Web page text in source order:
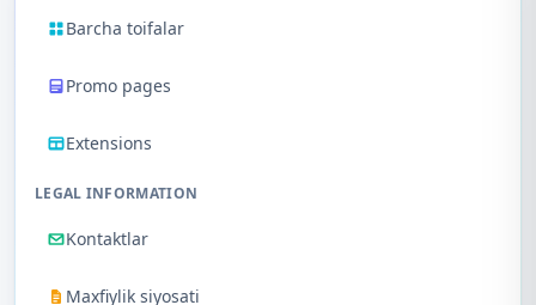
Barcha toifalar
Promo pages
Extensions
LEGAL INFORMATION
Kontaktlar
Maxfiylik siyosati